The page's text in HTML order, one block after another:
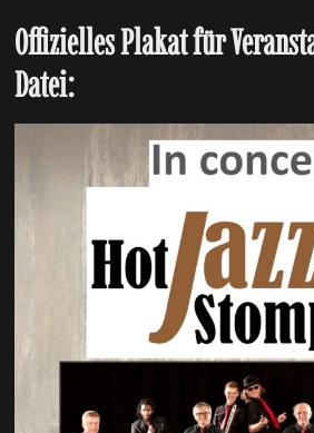
Offizielles Plakat für
Datei: